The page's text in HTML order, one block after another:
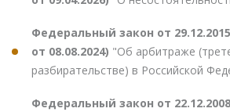
Федеральный закон от
от 08.08.2024) "Об арбитраже
разбирательстве) в Российской
Федеральный закон от